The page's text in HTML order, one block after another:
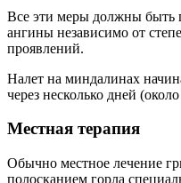
Все эти меры должны быть
ангины независимо от
проявлений.
Налет на миндалинах
через несколько дней
Местная терапия
Обычно местное лечение
полосканием горла